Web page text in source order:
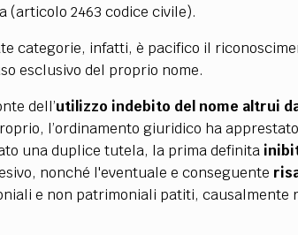
(articolo 2463 codice civile).
categorie, infatti, è pacifico il
esclusivo del proprio nome.
dell’utilizzo indebito del nome altrui
l’ordinamento giuridico ha
una duplice tutela, la prima definita
nonché l'eventuale e conseguente
e non patrimoniali patiti, causalmente